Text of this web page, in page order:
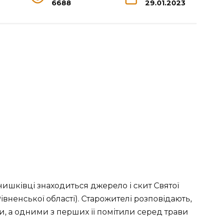
6688 29.01.2023
знаходиться джерело і скит Святої
області). Старожителі розповідають,
а одними з перших її помітили серед трави